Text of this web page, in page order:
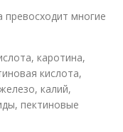
многие
каротина,
кислота,
калий,
пектиновые